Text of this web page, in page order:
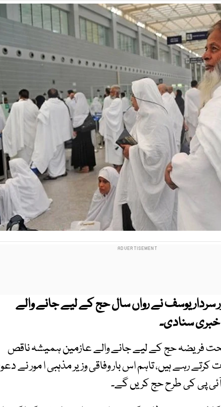
سردار یوسف نے رواں سال حج کے لیے جانے والے
سنادی۔
فریضہ حج کے لیے جانے والے عازمین ہمیشہ ناقص
رہے ہیں، تاہم اس بار وفاقی وزیر مذہبی ا مور نے
پی کی طرح حج کریں گے۔